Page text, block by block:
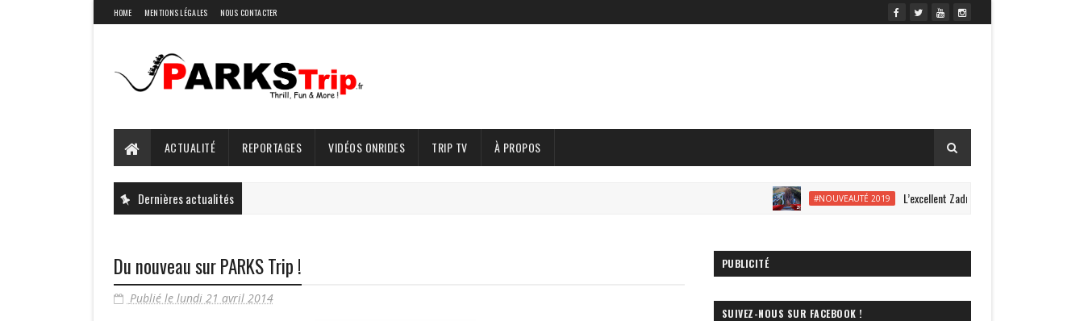
HOME MENTIONS LÉGALES NOUS CONTACTER
ACTUALITÉ REPORTAGES VIDÉOS ONRIDES TRIP TV À PROPOS
Dernières actualités #NOUVEAUTÉ 2019 L’excellent Zadra s’offre une vidéo onride à
Du nouveau sur PARKS Trip !
Publié le lundi 21 avril 2014
PUBLICITÉ
SUIVEZ-NOUS SUR FACEBOOK !